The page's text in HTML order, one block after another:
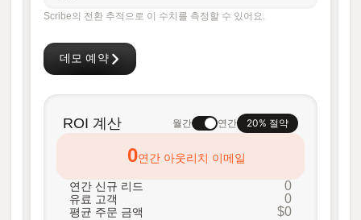
Scribe의 전환 추적으로 이 수치를 측정할 수 있어요.
ROI 계산 월간 연간 20% 절약
0연간 아웃리치 이메일
연간 신규 리드 0
유료 고객 0
평균 주문 금액
$0
데모 예약